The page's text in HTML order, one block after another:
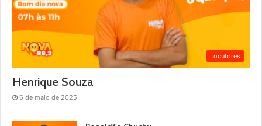
Locutores
Henrique Souza
6 de maio de 2025